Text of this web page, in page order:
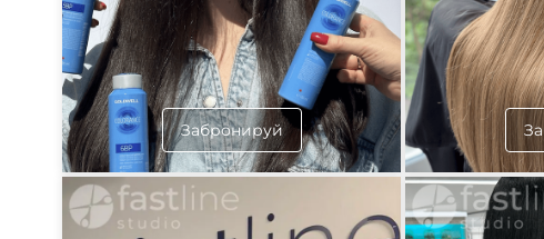
Забронируй